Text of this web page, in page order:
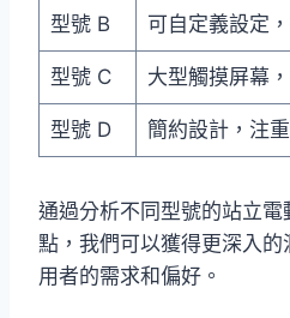
型號 B 可自定義設定
型號 C 大型觸摸屏幕
型號 D 簡約設計，注
通過分析不同型號的站立
點，我們可以獲得更深入
用者的需求和偏好。